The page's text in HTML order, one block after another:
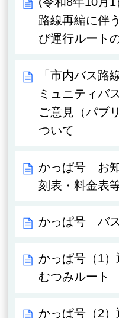
路線再編に伴
び運行ルート
「市内バス路
ミュニティバ
ご意見（パブ
ついて
かっぱ号 お
刻表・料金表
かっぱ号 バ
かっぱ号（1）
むつみルート
かっぱ号（2